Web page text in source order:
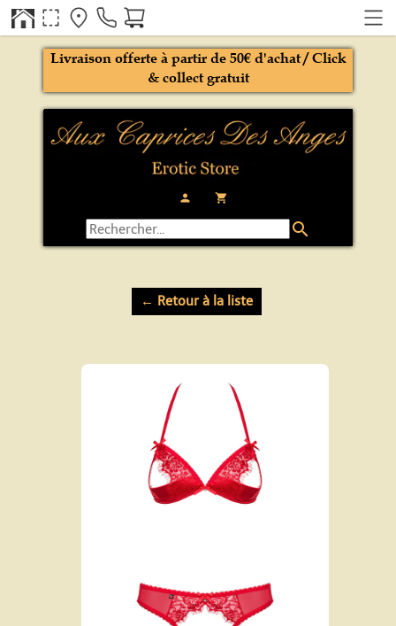
person local_grocery_store
Livraison offerte à partir de 50€ d'achat / Click
& collect gratuit
search
← Retour à la liste